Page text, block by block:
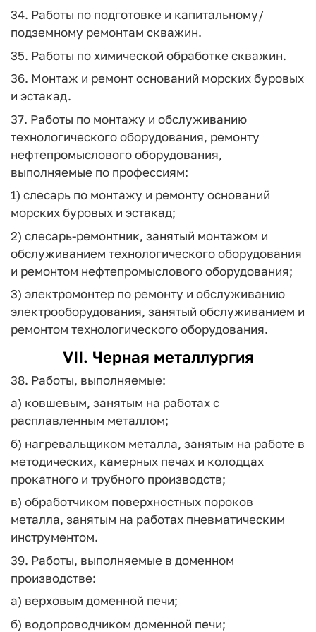
34. Работы по подготовке и капитальному/
подземному ремонтам скважин.
35. Работы по химической обработке скважин.
36. Монтаж и ремонт оснований морских буровых
и эстакад.
37. Работы по монтажу и обслуживанию
технологического оборудования, ремонту
нефтепромыслового оборудования,
выполняемые по профессиям:
1) слесарь по монтажу и ремонту оснований
морских буровых и эстакад;
2) слесарь-ремонтник, занятый монтажом и
обслуживанием технологического оборудования
и ремонтом нефтепромыслового оборудования;
3) электромонтер по ремонту и обслуживанию
электрооборудования, занятый обслуживанием и
ремонтом технологического оборудования.
VII. Черная металлургия
38. Работы, выполняемые:
а) ковшевым, занятым на работах с
расплавленным металлом;
б) нагревальщиком металла, занятым на работе в
методических, камерных печах и колодцах
прокатного и трубного производств;
в) обработчиком поверхностных пороков
металла, занятым на работах пневматическим
инструментом.
39. Работы, выполняемые в доменном
производстве:
а) верховым доменной печи;
б) водопроводчиком доменной печи;